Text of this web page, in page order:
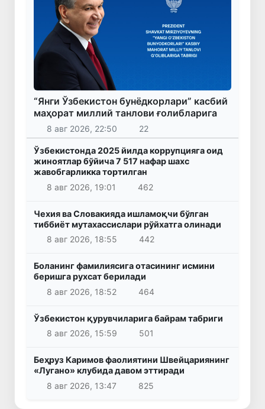
“Янги Ўзбекистон бунёдкорлари” касбий
маҳорат миллий танлови ғолибларига
8 авг 2026, 22:50 22
Ўзбекистонда 2025 йилда коррупцияга оид
жиноятлар бўйича 7 517 нафар шахс
жавобгарликка тортилган
8 авг 2026, 19:01
462
Чехия ва Словакияда ишламоқчи бўлган
тиббиёт мутахассислари рўйхатга олинади
8 авг 2026, 18:55
442
Боланинг фамилиясига отасининг исмини
беришга рухсат берилади
8 авг 2026, 18:52
464
Ўзбекистон қурувчиларига байрам табриги
8 авг 2026, 15:59
501
Беҳруз Каримов фаолиятини Швейцариянинг
«Лугано» клубида давом эттиради
8 авг 2026, 13:47
825